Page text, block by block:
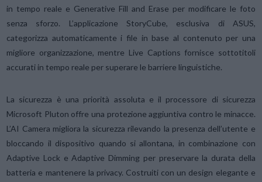
in tempo reale e Generative Fill and Erase per modificare le foto
senza sforzo. L’applicazione StoryCube, esclusiva di ASUS,
categorizza automaticamente i file in base al contenuto per una
migliore organizzazione, mentre Live Captions fornisce sottotitoli
accurati in tempo reale per superare le barriere linguistiche.
La sicurezza è una priorità assoluta e il processore di sicurezza
Microsoft Pluton offre una protezione aggiuntiva contro le minacce.
L’AI Camera migliora la sicurezza rilevando la presenza dell’utente e
bloccando il dispositivo quando si allontana, in combinazione con
Adaptive Lock e Adaptive Dimming per preservare la durata della
batteria e mantenere la privacy. Costruiti con un design elegante e